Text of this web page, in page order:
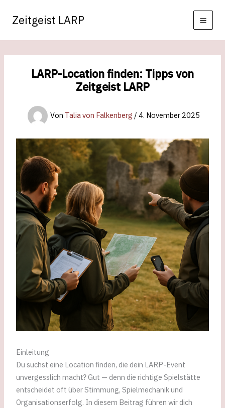
InhaltZeitgeist LARP
LARP-Location finden: Tipps von
Zeitgeist LARP
Von Talia von Falkenberg / 4. November 2025
Einleitung
Du suchst eine Location finden, die dein LARP-Event
unvergesslich macht? Gut — denn die richtige Spielstätte
entscheidet oft über Stimmung, Spielmechanik und
Organisationserfolg. In diesem Beitrag führen wir dich